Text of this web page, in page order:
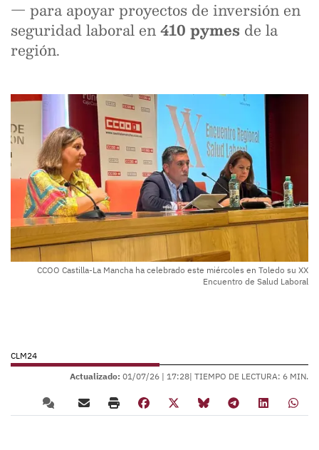
— para apoyar proyectos de inversión en
seguridad laboral en410 pymes de la
región.
CCOO Castilla-La Mancha ha celebrado este miércoles en Toledo su XX
Encuentro de Salud Laboral
CLM24
Actualizado: 01/07/26 | 17:28| TIEMPO DE LECTURA: 6 MIN.